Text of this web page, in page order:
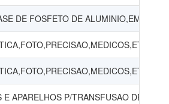
DE FOSFETO DE ALUMINIO,EM
-
E APARELHOS P/TRANSFUSAO DE